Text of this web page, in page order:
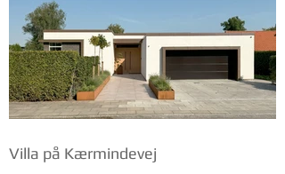
Villa på Kærmindevej